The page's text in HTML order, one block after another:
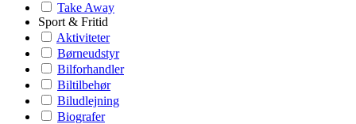
Take Away
Sport & Fritid
Aktiviteter
Børneudstyr
Bilforhandler
Biltilbehør
Biludlejning
Biografer